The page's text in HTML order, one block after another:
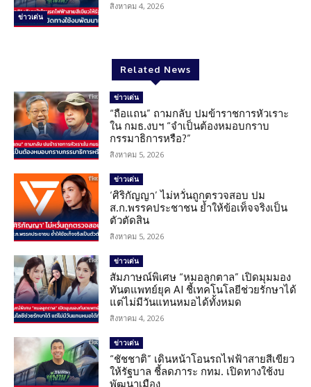
ข่าวเด่น
สิงหาคม 4, 2026
Related News
ข่าวเด่น
“ถือแถน” ถามกลับ ปมข้าราชการหัวเราะ
ใน กมธ.งบฯ “จำเป็นต้องหมอบกราบ
กรรมาธิการหรือ?”
สิงหาคม 5, 2026
ข่าวเด่น
‘ศิริกัญญา’ ไม่หวั่นถูกตรวจสอบ ปม
ส.ก.พรรคประชาชน ย้ำให้ข้อเท็จจริงเป็น
ตัวตัดสิน
สิงหาคม 5, 2026
ข่าวเด่น
สัมภาษณ์พิเศษ “หมอลูกตาล” เปิดมุมมอง
ทันตแพทย์ยุค AI ชี้เทคโนโลยีช่วยรักษาได้
แต่ไม่มีวันแทนหมอได้ทั้งหมด
สิงหาคม 4, 2026
ข่าวเด่น
“ชัชชาติ” เดินหน้าโอนรถไฟฟ้าสายสีเขียว
ให้รัฐบาล ชี้ลดภาระ กทม. เปิดทางใช้งบ
พัฒนาเมือง